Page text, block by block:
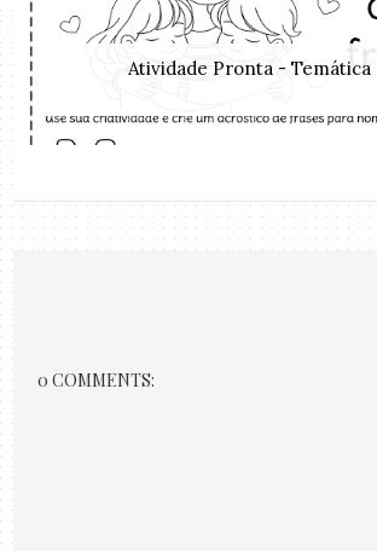
Atividade Pronta - Temática
0 COMMENTS: